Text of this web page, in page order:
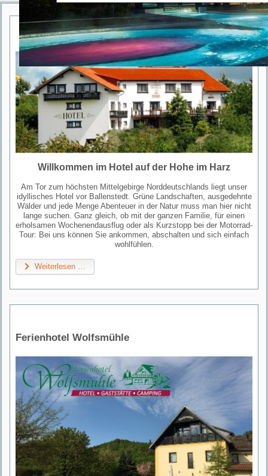
Willkommen im Hotel auf der Hohe im Harz
Am Tor zum höchsten Mittelgebirge Norddeutschlands liegt unser
idyllisches Hotel vor Ballenstedt. Grüne Landschaften, ausgedehnte
Wälder und jede Menge Abenteuer in der Natur muss man hier nicht
lange suchen. Ganz gleich, ob mit der ganzen Familie, für einen
erholsamen Wochenendausflug oder als Kurzstopp bei der Motorrad-
Tour: Bei uns können Sie ankommen, abschalten und sich einfach
wohlfühlen.
Weiterlesen …
Ferienhotel Wolfsmühle